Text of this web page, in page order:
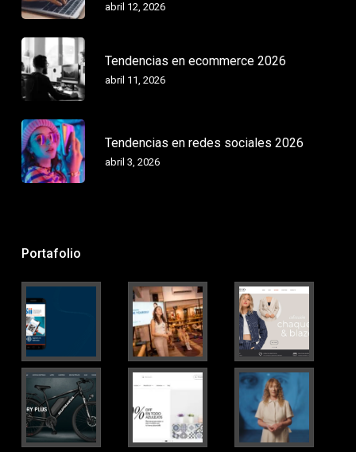
abril 12, 2026
Tendencias en ecommerce 2026
abril 11, 2026
Tendencias en redes sociales 2026
abril 3, 2026
Portafolio